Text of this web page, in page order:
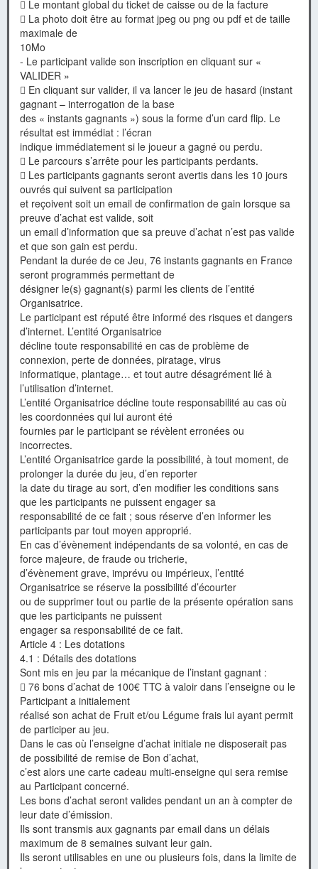
 Le montant global du ticket de caisse ou de la facture
 La photo doit être au format jpeg ou png ou pdf et de taille
maximale de
10Mo
- Le participant valide son inscription en cliquant sur «
VALIDER »
 En cliquant sur valider, il va lancer le jeu de hasard (instant
gagnant – interrogation de la base
des « instants gagnants ») sous la forme d’un card flip. Le
résultat est immédiat : l’écran
indique immédiatement si le joueur a gagné ou perdu.
 Le parcours s’arrête pour les participants perdants.
 Les participants gagnants seront avertis dans les 10 jours
ouvrés qui suivent sa participation
et reçoivent soit un email de confirmation de gain lorsque sa
preuve d’achat est valide, soit
un email d’information que sa preuve d’achat n’est pas valide
et que son gain est perdu.
Pendant la durée de ce Jeu, 76 instants gagnants en France
seront programmés permettant de
désigner le(s) gagnant(s) parmi les clients de l’entité
Organisatrice.
Le participant est réputé être informé des risques et dangers
d’internet. L’entité Organisatrice
décline toute responsabilité en cas de problème de
connexion, perte de données, piratage, virus
informatique, plantage… et tout autre désagrément lié à
l’utilisation d’internet.
L’entité Organisatrice décline toute responsabilité au cas où
les coordonnées qui lui auront été
fournies par le participant se révèlent erronées ou
incorrectes.
L’entité Organisatrice garde la possibilité, à tout moment, de
prolonger la durée du jeu, d’en reporter
la date du tirage au sort, d’en modifier les conditions sans
que les participants ne puissent engager sa
responsabilité de ce fait ; sous réserve d’en informer les
participants par tout moyen approprié.
En cas d’évènement indépendants de sa volonté, en cas de
force majeure, de fraude ou tricherie,
d’évènement grave, imprévu ou impérieux, l’entité
Organisatrice se réserve la possibilité d’écourter
ou de supprimer tout ou partie de la présente opération sans
que les participants ne puissent
engager sa responsabilité de ce fait.
Article 4 : Les dotations
4.1 : Détails des dotations
Sont mis en jeu par la mécanique de l’instant gagnant :
 76 bons d’achat de 100€ TTC à valoir dans l’enseigne ou le
Participant a initialement
réalisé son achat de Fruit et/ou Légume frais lui ayant permit
de participer au jeu.
Dans le cas où l’enseigne d’achat initiale ne disposerait pas
de possibilité de remise de Bon d’achat,
c’est alors une carte cadeau multi-enseigne qui sera remise
au Participant concerné.
Les bons d’achat seront valides pendant un an à compter de
leur date d’émission.
Ils sont transmis aux gagnants par email dans un délais
maximum de 8 semaines suivant leur gain.
Ils seront utilisables en une ou plusieurs fois, dans la limite de